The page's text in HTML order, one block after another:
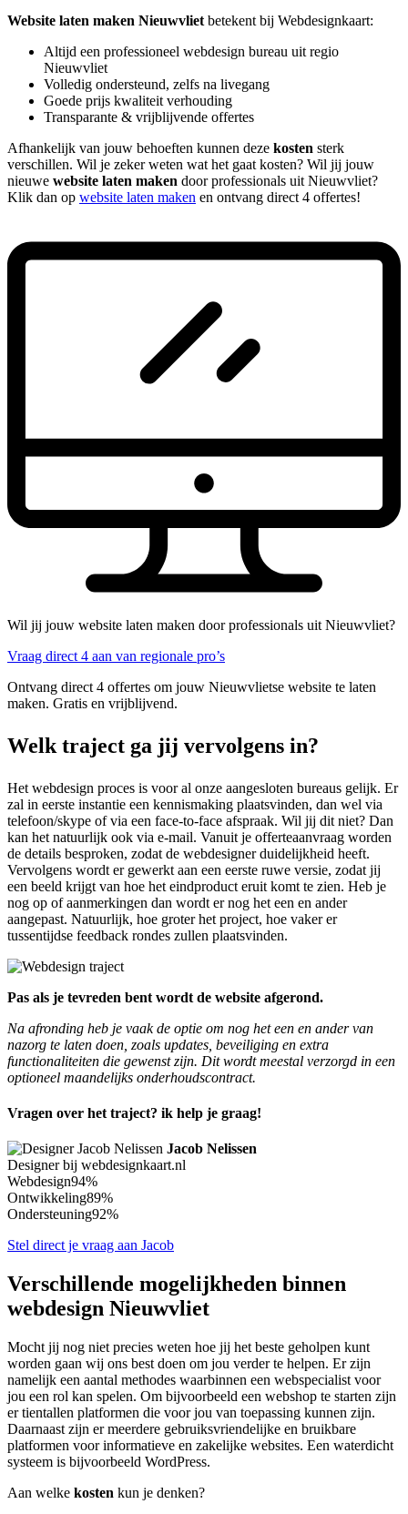
Website laten maken Nieuwvliet betekent bij Webdesignkaart:
Altijd een professioneel webdesign bureau uit regio
Nieuwvliet
Volledig ondersteund, zelfs na livegang
Goede prijs kwaliteit verhouding
Transparante & vrijblijvende offertes
Afhankelijk van jouw behoeften kunnen deze kosten sterk
verschillen. Wil je zeker weten wat het gaat kosten? Wil jij jouw
nieuwe website laten maken door professionals uit Nieuwvliet?
Klik dan op website laten maken en ontvang direct 4 offertes!
Wil jij jouw website laten maken door professionals uit Nieuwvliet?
Vraag direct 4 aan van regionale pro’s
Ontvang direct 4 offertes om jouw Nieuwvlietse website te laten
maken. Gratis en vrijblijvend.
Welk traject ga jij vervolgens in?
Het webdesign proces is voor al onze aangesloten bureaus gelijk. Er
zal in eerste instantie een kennismaking plaatsvinden, dan wel via
telefoon/skype of via een face-to-face afspraak. Wil jij dit niet? Dan
kan het natuurlijk ook via e-mail. Vanuit je offerteaanvraag worden
de details besproken, zodat de webdesigner duidelijkheid heeft.
Vervolgens wordt er gewerkt aan een eerste ruwe versie, zodat jij
een beeld krijgt van hoe het eindproduct eruit komt te zien. Heb je
nog op of aanmerkingen dan wordt er nog het een en ander
aangepast. Natuurlijk, hoe groter het project, hoe vaker er
tussentijdse feedback rondes zullen plaatsvinden.
Pas als je tevreden bent wordt de website afgerond.
Na afronding heb je vaak de optie om nog het een en ander van
nazorg te laten doen, zoals updates, beveiliging en extra
functionaliteiten die gewenst zijn. Dit wordt meestal verzorgd in een
optioneel maandelijks onderhoudscontract.
Vragen over het traject? ik help je graag!
Jacob Nelissen
Designer bij webdesignkaart.nl
Webdesign94%
Ontwikkeling89%
Ondersteuning92%
Stel direct je vraag aan Jacob
Verschillende mogelijkheden binnen
webdesign Nieuwvliet
Mocht jij nog niet precies weten hoe jij het beste geholpen kunt
worden gaan wij ons best doen om jou verder te helpen. Er zijn
namelijk een aantal methodes waarbinnen een webspecialist voor
jou een rol kan spelen. Om bijvoorbeeld een webshop te starten zijn
er tientallen platformen die voor jou van toepassing kunnen zijn.
Daarnaast zijn er meerdere gebruiksvriendelijke en bruikbare
platformen voor informatieve en zakelijke websites. Een waterdicht
systeem is bijvoorbeeld WordPress.
Aan welke kosten kun je denken?